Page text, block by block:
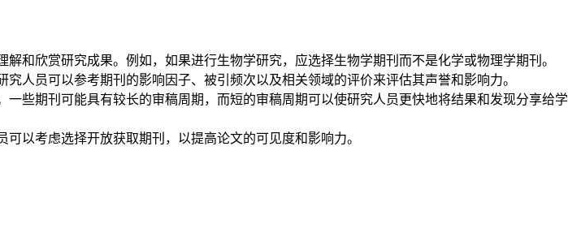
和欣赏研究成果。例如，如果进行生物学研究，应选择生物学期刊而不是化学或物理学期刊。
人员可以参考期刊的影响因子、被引频次以及相关领域的评价来评估其声誉和影响力。
些期刊可能具有较长的审稿周期，而短的审稿周期可以使研究人员更快地将结果和发现分享给学
以考虑选择开放获取期刊，以提高论文的可见度和影响力。